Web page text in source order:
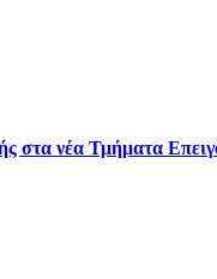
στα νέα Τμήματα